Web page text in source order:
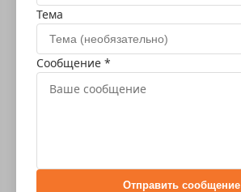
Тема
Сообщение *
Отправить сообщение